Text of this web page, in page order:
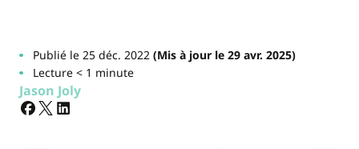
Publié le 25 déc. 2022(Mis à jour le 29 avr. 2025)
Lecture < 1 minute
Jason Joly